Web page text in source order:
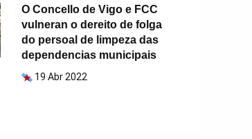
O Concello de Vigo e FCC
vulneran o dereito de folga
do persoal de limpeza das
dependencias municipais
19 Abr 2022